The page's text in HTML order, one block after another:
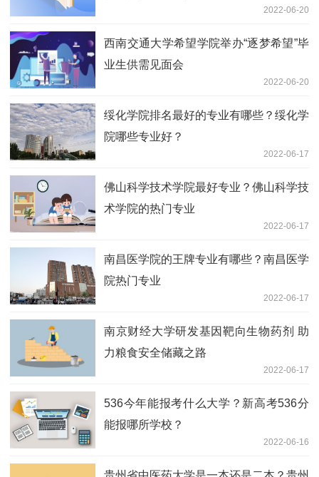
2022-06-20
西南交通大学希望学院举办“逐梦希望”毕
业生供需见面会
2022-06-20
绥化学院排名最好的专业有哪些？绥化学
院哪些专业好？
2022-06-17
佛山科学技术学院最好专业？佛山科学技
术学院的热门专业
2022-06-17
南昌医学院的王牌专业有哪些？南昌医学
院热门专业
2022-06-17
南京财经大学研发基因靶向生物药剂 助
力粮食安全储藏之路
2022-06-17
536今年能报考什么大学？新高考536分
能报哪所学校？
2022-06-16